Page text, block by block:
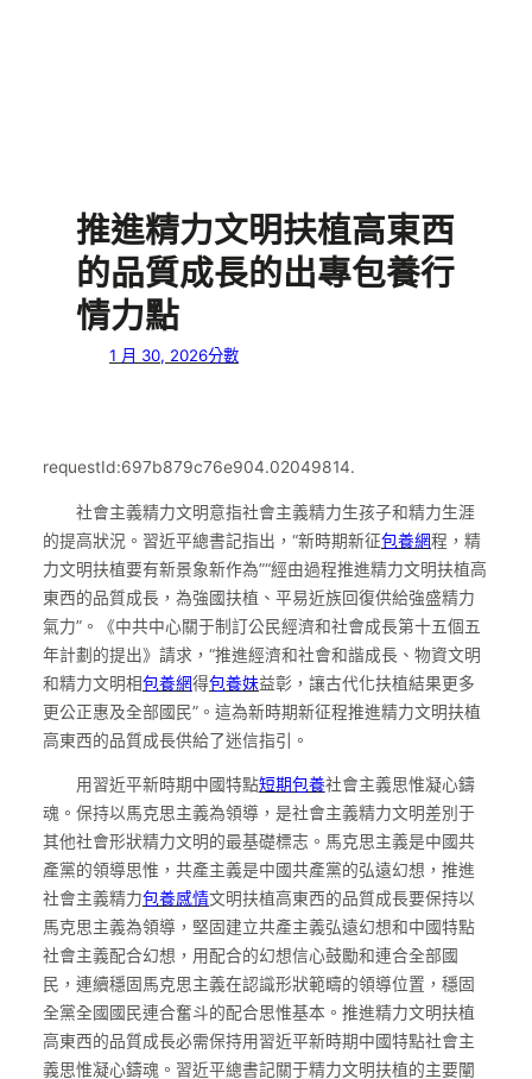
推進精力文明扶植高東西
的品質成長的出專包養行
情力點
1 月 30, 2026分數
requestId:697b879c76e904.02049814.
社會主義精力文明意指社會主義精力生孩子和精力生涯
的提高狀況。習近平總書記指出，“新時期新征包養網程，精
力文明扶植要有新景象新作為”“經由過程推進精力文明扶植高
東西的品質成長，為強國扶植、平易近族回復供給強盛精力
氣力”。《中共中心關于制訂公民經濟和社會成長第十五個五
年計劃的提出》請求，“推進經濟和社會和諧成長、物資文明
和精力文明相包養網得包養妹益彰，讓古代化扶植結果更多
更公正惠及全部國民”。這為新時期新征程推進精力文明扶植
高東西的品質成長供給了迷信指引。
用習近平新時期中國特點短期包養社會主義思惟凝心鑄
魂。保持以馬克思主義為領導，是社會主義精力文明差別于
其他社會形狀精力文明的最基礎標志。馬克思主義是中國共
產黨的領導思惟，共產主義是中國共產黨的弘遠幻想，推進
社會主義精力包養感情文明扶植高東西的品質成長要保持以
馬克思主義為領導，堅固建立共產主義弘遠幻想和中國特點
社會主義配合幻想，用配合的幻想信心鼓勵和連合全部國
民，連續穩固馬克思主義在認識形狀範疇的領導位置，穩固
全黨全國國民連合奮斗的配合思惟基本。推進精力文明扶植
高東西的品質成長必需保持用習近平新時期中國特點社會主
義思惟凝心鑄魂。習近平總書記關于精力文明扶植的主要闡